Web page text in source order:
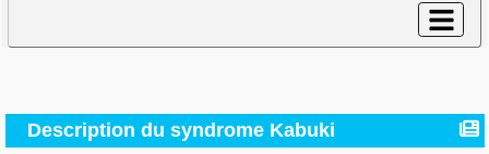
Description du syndrome Kabuki